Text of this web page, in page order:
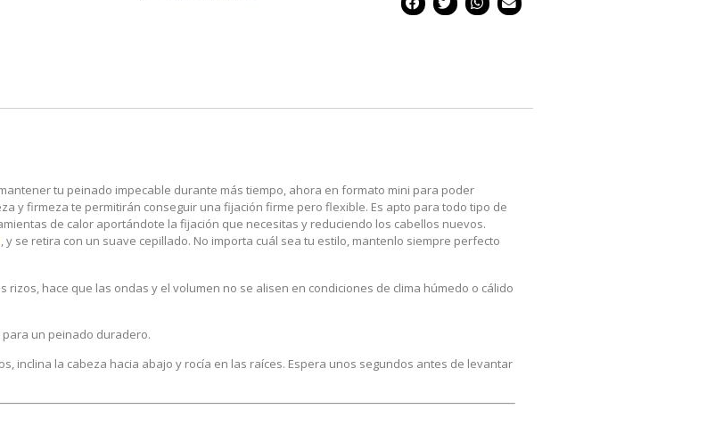
tu peinado impecable durante más tiempo, ahora en formato mini para poder
y firmeza te permitirán conseguir una fijación firme pero flexible. Es apto para todo tipo de
de calor aportándote la fijación que necesitas y reduciendo los cabellos nuevos.
, y se retira con un suave cepillado. No importa cuál sea tu estilo, mantenlo siempre perfecto
hace que las ondas y el volumen no se alisen en condiciones de clima húmedo o cálido
para un peinado duradero.
inclina la cabeza hacia abajo y rocía en las raíces. Espera unos segundos antes de levantar